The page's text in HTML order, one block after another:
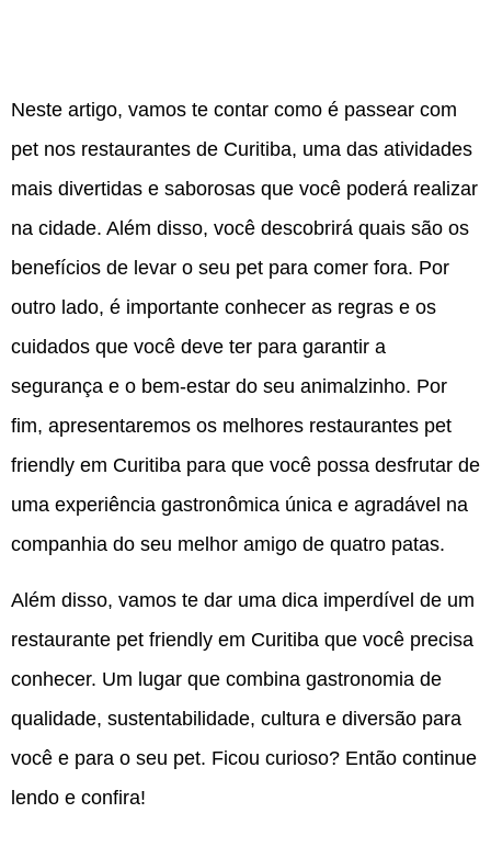
Neste artigo, vamos te contar como é passear com
pet nos restaurantes de Curitiba, uma das atividades
mais divertidas e saborosas que você poderá realizar
na cidade. Além disso, você descobrirá quais são os
benefícios de levar o seu pet para comer fora. Por
outro lado, é importante conhecer as regras e os
cuidados que você deve ter para garantir a
segurança e o bem-estar do seu animalzinho. Por
fim, apresentaremos os melhores restaurantes pet
friendly em Curitiba para que você possa desfrutar de
uma experiência gastronômica única e agradável na
companhia do seu melhor amigo de quatro patas.
Além disso, vamos te dar uma dica imperdível de um
restaurante pet friendly em Curitiba que você precisa
conhecer. Um lugar que combina gastronomia de
qualidade, sustentabilidade, cultura e diversão para
você e para o seu pet. Ficou curioso? Então continue
lendo e confira!